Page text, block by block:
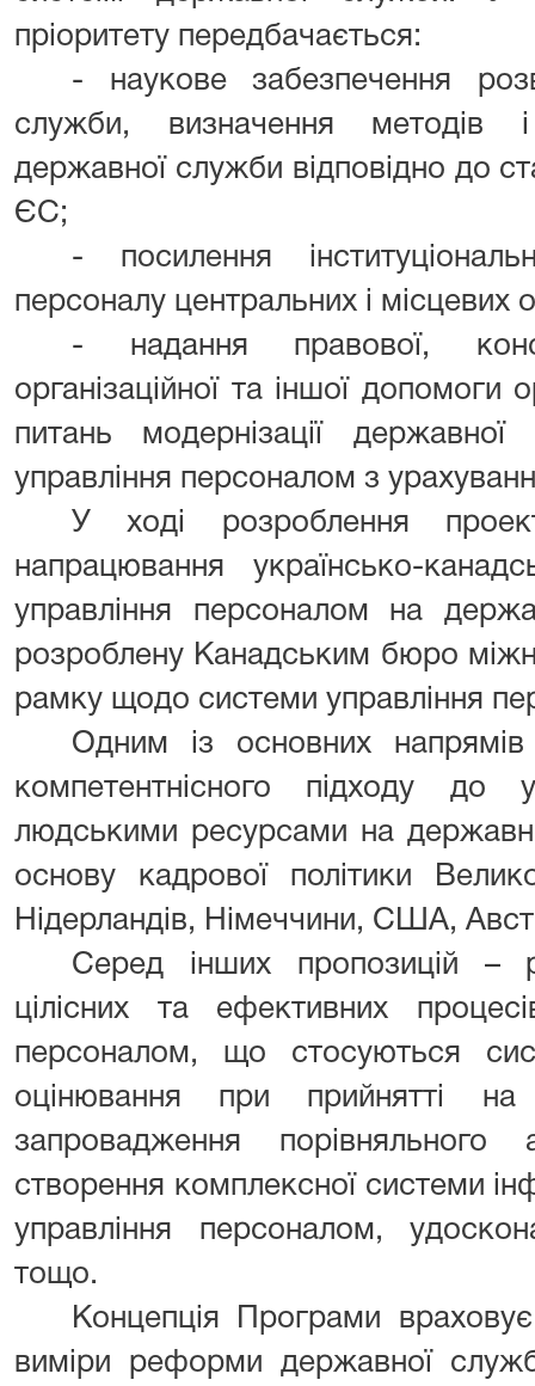
пріоритету передбачається:
- наукове забезпечення
служби, визначення методів і
державної служби відповідно до
ЄС;
- посилення
персоналу центральних і місцевих
- надання правової,
організаційної та іншої допомоги
питань модернізації
управління персоналом з
У ході розроблення
напрацювання українсько-
управління персоналом на
розроблену Канадським бюро
рамку щодо системи управління
Одним із основних
компетентнісного підходу до
людськими ресурсами на
основу кадрової політики
Нідерландів, Німеччини, США,
Серед інших пропозицій –
цілісних та ефективних
персоналом, що стосуються
оцінювання при прийнятті
запровадження порівняльного
створення комплексної системи
управління персоналом,
тощо.
Концепція Програми
виміри реформи державної